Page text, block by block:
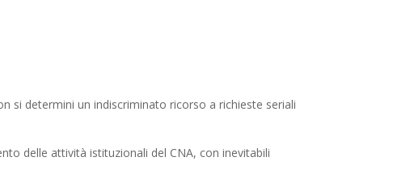
si determini un indiscriminato ricorso a richieste seriali
delle attività istituzionali del CNA, con inevitabili